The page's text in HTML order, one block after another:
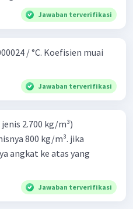
Jawaban terverifikasi
/ °C. Koefisien muai
Jawaban terverifikasi
2.700 kg/m³)
800 kg/m³. jika
angkat ke atas yang
Jawaban terverifikasi